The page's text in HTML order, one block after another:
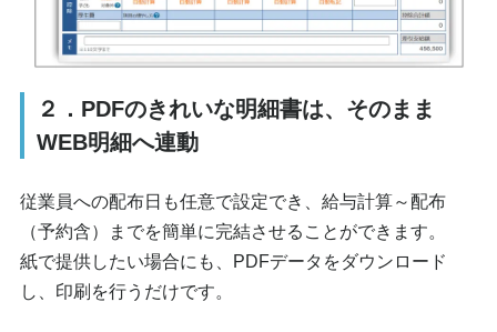
２．PDFのきれいな明細書は、そのまま
WEB明細へ連動
従業員への配布日も任意で設定でき、給与計算～配布
（予約含）までを簡単に完結させることができます。
紙で提供したい場合にも、PDFデータをダウンロード
し、印刷を行うだけです。